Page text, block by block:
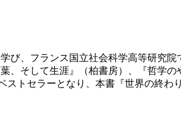
、フランス国立社会科学高等研究
そして生涯』（柏書房）、『哲学
ストセラーとなり、本書『世界の終